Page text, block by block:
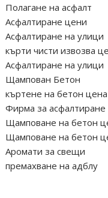
Полагане на асфалт
Асфалтиране цени
Асфалтиране на улици
кърти чисти извозва
Асфалтиране на улици
Щампован Бетон
къртене на бетон цена
Фирма за асфалтиране
Щамповане на бетон
Щамповане на бетон
Аромати за свещи
премахване на адблу